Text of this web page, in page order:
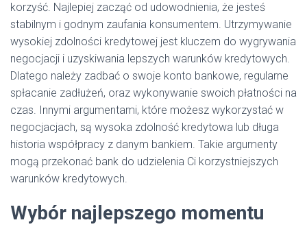
korzyść. Najlepiej zacząć od udowodnienia, że jesteś
stabilnym i godnym zaufania konsumentem. Utrzymywanie
wysokiej zdolności kredytowej jest kluczem do wygrywania
negocjacji i uzyskiwania lepszych warunków kredytowych.
Dlatego należy zadbać o swoje konto bankowe, regularne
spłacanie zadłużeń, oraz wykonywanie swoich płatności na
czas. Innymi argumentami, które możesz wykorzystać w
negocjacjach, są wysoka zdolność kredytowa lub długa
historia współpracy z danym bankiem. Takie argumenty
mogą przekonać bank do udzielenia Ci korzystniejszych
warunków kredytowych.
Wybór najlepszego momentu